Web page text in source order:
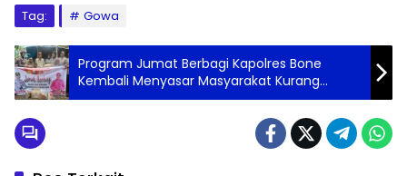
Tag: Gowa
Program Jumat Berbagi Kapolres Bone
Kembali Menyasar Masyarakat Kurang
Mampu di Dua Kecamatan